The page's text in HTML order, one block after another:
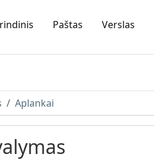
Paštas Verslas
Aplankai